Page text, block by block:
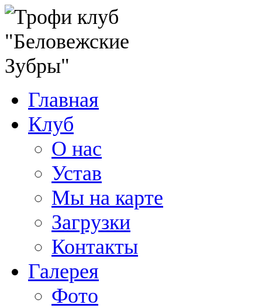
Главная
Клуб
О нас
Устав
Мы на карте
Загрузки
Контакты
Галерея
Фото